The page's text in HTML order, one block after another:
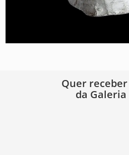
Quer
da